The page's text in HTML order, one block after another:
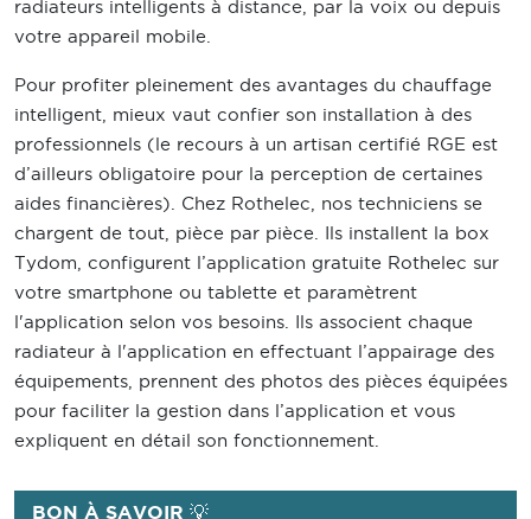
radiateurs intelligents à distance, par la voix ou depuis
votre appareil mobile.
Pour profiter pleinement des avantages du chauffage
intelligent, mieux vaut confier son installation à des
professionnels (le recours à un artisan certifié RGE est
d’ailleurs obligatoire pour la perception de certaines
aides financières). Chez Rothelec, nos techniciens se
chargent de tout, pièce par pièce. Ils installent la box
Tydom, configurent l’application gratuite Rothelec sur
votre smartphone ou tablette et paramètrent
l'application selon vos besoins. Ils associent chaque
radiateur à l'application en effectuant l’appairage des
équipements, prennent des photos des pièces équipées
pour faciliter la gestion dans l’application et vous
expliquent en détail son fonctionnement.
BON À SAVOIR 💡